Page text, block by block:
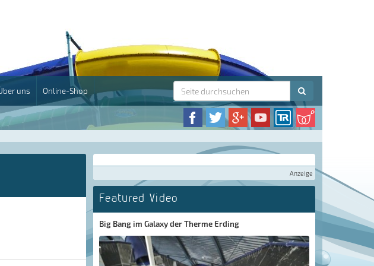
uns Online-Shop
Anzeige
Featured Video
Big Bang im Galaxy der Therme Erding